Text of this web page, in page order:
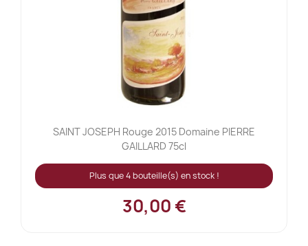
SAINT JOSEPH Rouge 2015 Domaine PIERRE
GAILLARD 75cl
Plus que 4 bouteille(s) en stock !
30,00 €